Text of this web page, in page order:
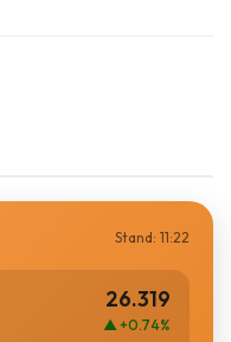
Stand: 11:22
26.319
▲ +0.74%